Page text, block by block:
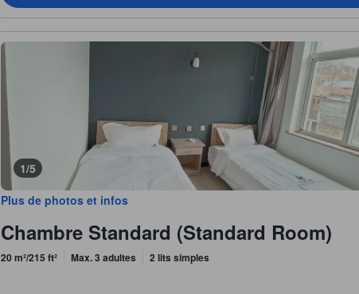
1/5
Plus de photos et infos
Chambre Standard (Standard Room)
20 m²/215 ft² Max. 3 adultes 2 lits simples